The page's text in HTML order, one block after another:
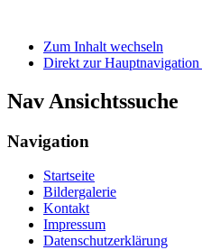
Zum Inhalt wechseln
Direkt zur
Nav Ansichtssuche
Navigation
Startseite
Bildergalerie
Kontakt
Impressum
Datenschutzerklärung